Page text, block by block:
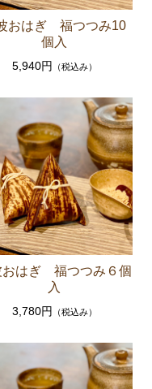
おはぎ 福つつみ10
個入
5,940円 （税込み）
おはぎ 福つつみ６個
入
3,780円 （税込み）